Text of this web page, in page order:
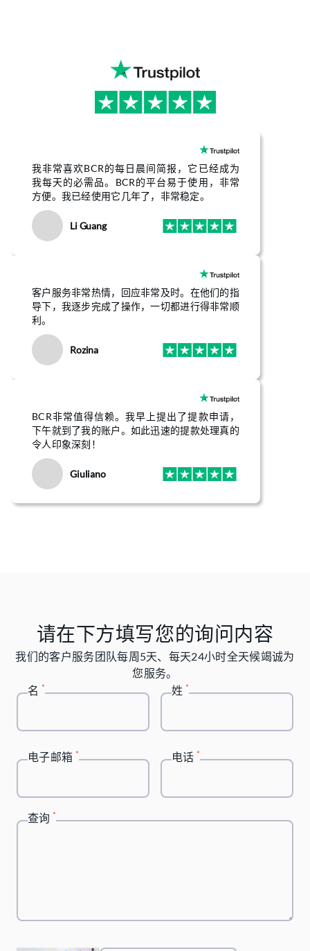
我非常喜欢BCR的每日晨间简报，它已经成为
我每天的必需品。BCR的平台易于使用，非常
方便。我已经使用它几年了，非常稳定。
Li Guang
客户服务非常热情，回应非常及时。在他们的指
导下，我逐步完成了操作，一切都进行得非常顺
利。
Rozina
BCR非常值得信赖。我早上提出了提款申请，
下午就到了我的账户。如此迅速的提款处理真的
令人印象深刻！
Giuliano
请在下方填写您的询问内容
我们的客户服务团队每周5天、每天24小时全天候竭诚为
您服务。
名 * 姓 *
电子邮箱 * 电话 *
查询 *